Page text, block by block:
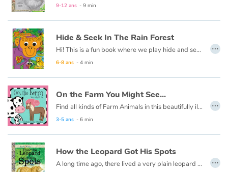
9-12 ans - 9 min
Hide & Seek In The Rain Forest
Hi! This is a fun book where we play hide and seek. If you think you'd like to play it is okay to take a peek. When you're ready just say"go!" I will hide inside the book, and the creatures of the rainforest are here to help you look!
6-8 ans - 4 min
…
On the Farm You Might See...
Find all kinds of Farm Animals in this beautifully illustrated First Words book by artist Lisa M Gardiner, perfect for your youngest reader discovering the joy of books.
3-5 ans - 6 min
…
How the Leopard Got His Spots
A long time ago, there lived a very plain leopard named Henry. Henry didn’t have any spots, but that was normal back then since the other animals were plain as well. …